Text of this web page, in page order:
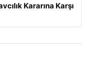
Kararına Karşı